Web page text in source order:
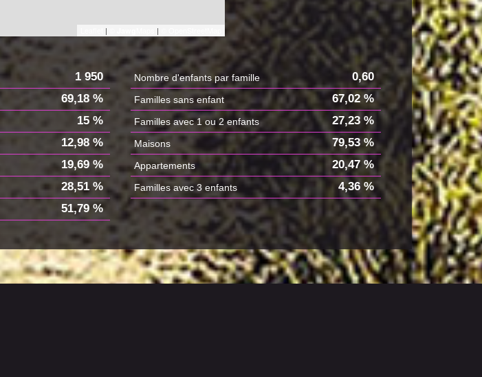
| |
1 950
69,18 %
15 %
12,98 %
19,69 %
28,51 %
51,79 %
Nombre d'enfants par famille 0,60
Familles sans enfant 67,02 %
Familles avec 1 ou 2 enfants 27,23 %
Maisons 79,53 %
Appartements 20,47 %
Familles avec 3 enfants 4,36 %